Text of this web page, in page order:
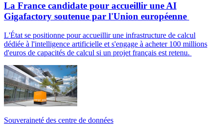
La France candidate pour accueillir une AI
Gigafactory soutenue par l'Union européenne
L'État se positionne pour accueillir une infrastructure de calcul
dédiée à l'intelligence artificielle et s'engage à acheter 100 millions
d'euros de capacités de calcul si un projet français est retenu.
Souveraineté des centre de données